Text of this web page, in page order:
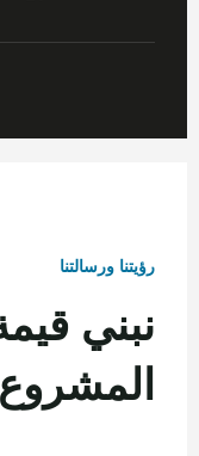
رؤيتنا ورسالتنا
نبني
المشروع